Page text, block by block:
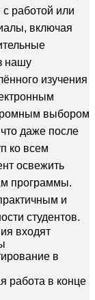
работой или
включая
нашу
изучения
выбором
даже после
ко всем
освежить
программы.
и
студентов.
входят
в
работа в конце